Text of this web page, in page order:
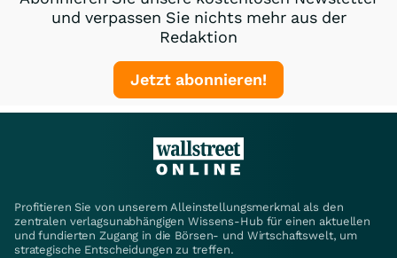
und verpassen Sie nichts mehr aus der
Redaktion
Jetzt abonnieren!
Profitieren Sie von unserem Alleinstellungsmerkmal als den
zentralen verlagsunabhängigen Wissens-Hub für einen aktuellen
und fundierten Zugang in die Börsen- und Wirtschaftswelt, um
strategische Entscheidungen zu treffen.